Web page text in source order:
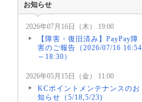
お知らせ
2026年07月16日（木） 19:00
【障害・復旧済み】PayPay障
害のご報告（2026/07/16 16:54
～18:30）
2026年05月15日（金） 11:00
KCポイントメンテナンスのお
知らせ（5/18,5/23)